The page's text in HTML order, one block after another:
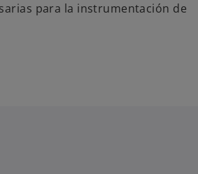
para la instrumentación de